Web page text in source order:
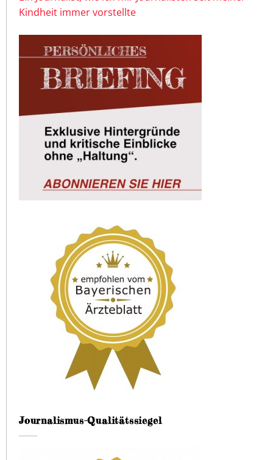
Kindheit immer vorstellte
Journalismus-Qualitätssiegel